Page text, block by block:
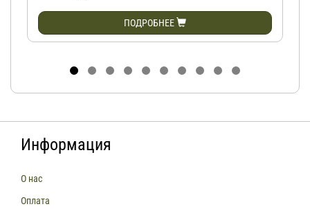
ПОДРОБНЕЕ
Информация
О нас
Оплата